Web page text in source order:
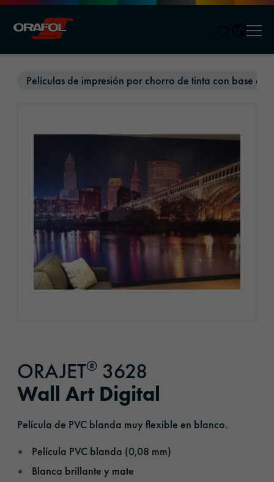
Películas de impresión por chorro de tinta con base de
ORAJET® 3628
Wall Art Digital
Película de PVC blanda muy flexible en blanco.
Película PVC blanda (0,08 mm)
Blanca brillante y mate